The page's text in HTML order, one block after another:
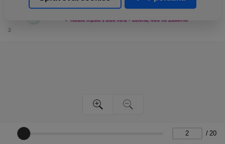
/ 20